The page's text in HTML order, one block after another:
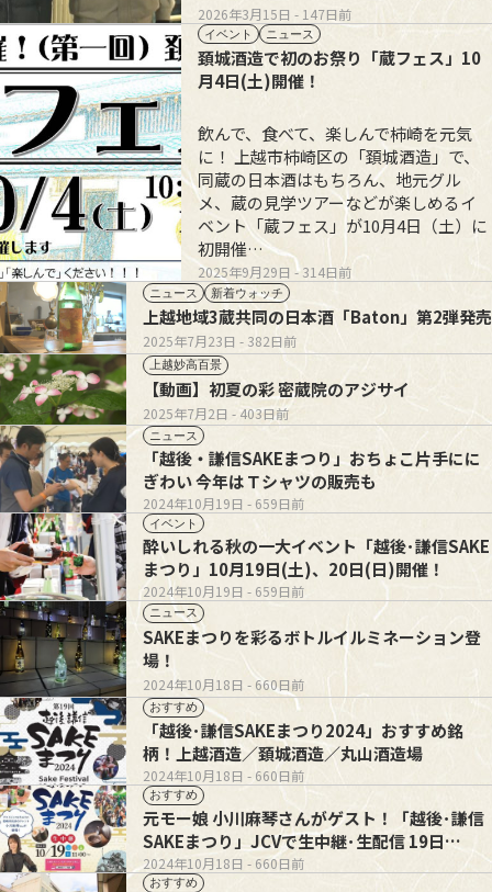
2026年3月15日 - 147日前
イベント ニュース
2025年9月29日 - 314日前
頚城酒造で初のお祭り「蔵フェス」10
月4日(土)開催！
飲んで、食べて、楽しんで柿崎を元気
に！ 上越市柿崎区の「頚城酒造」で、
同蔵の日本酒はもちろん、地元グル
メ、蔵の見学ツアーなどが楽しめるイ
ベント「蔵フェス」が10月4日（土）に
初開催…
ニュース 新着ウォッチ
2025年7月23日 - 382日前
上越地域3蔵共同の日本酒「Baton」第2弾発売
上越妙高百景
2025年7月2日 - 403日前
【動画】初夏の彩 密蔵院のアジサイ
ニュース
2024年10月19日 - 659日前
「越後・謙信SAKEまつり」おちょこ片手にに
ぎわい 今年はＴシャツの販売も
イベント
2024年10月19日 - 659日前
酔いしれる秋の一大イベント「越後･謙信SAKE
まつり」10月19日(土)、20日(日)開催！
ニュース
2024年10月18日 - 660日前
SAKEまつりを彩るボトルイルミネーション登
場！
おすすめ
2024年10月18日 - 660日前
「越後･謙信SAKEまつり2024」おすすめ銘
柄！上越酒造／頚城酒造／丸山酒造場
おすすめ
2024年10月18日 - 660日前
元モー娘 小川麻琴さんがゲスト！「越後･謙信
SAKEまつり」JCVで生中継･生配信 19日
(土)11:00～
おすすめ